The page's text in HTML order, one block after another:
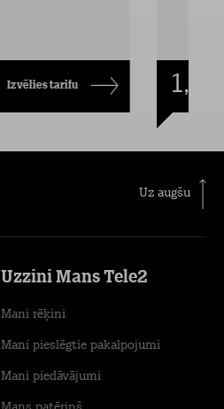
Izvēlies tarifu 1,00
Uz augšu
Uzzini Mans Tele2
Mani rēķini
Mani pieslēgtie pakalpojumi
Mani piedāvājumi